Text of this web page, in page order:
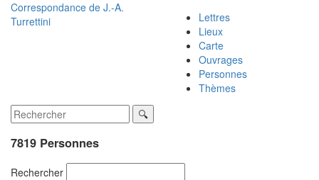
Correspondance de J.-A.
Turrettini
Lettres
Lieux
Carte
Ouvrages
Personnes
Thèmes
7819 Personnes
Rechercher